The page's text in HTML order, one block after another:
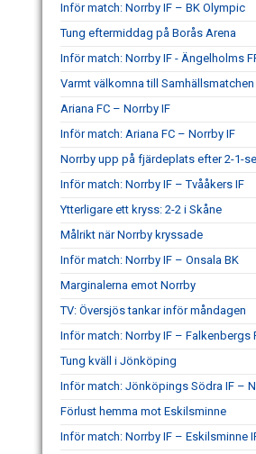
Inför match: Norrby IF – BK Olympic
Tung eftermiddag på Borås Arena
Inför match: Norrby IF - Ängelholms
Varmt välkomna till Samhällsmatchen
Ariana FC – Norrby IF
Inför match: Ariana FC – Norrby IF
Norrby upp på fjärdeplats efter 2-1-
Inför match: Norrby IF – Tvååkers IF
Ytterligare ett kryss: 2-2 i Skåne
Målrikt när Norrby kryssade
Inför match: Norrby IF – Onsala BK
Marginalerna emot Norrby
TV: Översjös tankar inför måndagen
Inför match: Norrby IF – Falkenbergs
Tung kväll i Jönköping
Inför match: Jönköpings Södra IF –
Förlust hemma mot Eskilsminne
Inför match: Norrby IF – Eskilsminne